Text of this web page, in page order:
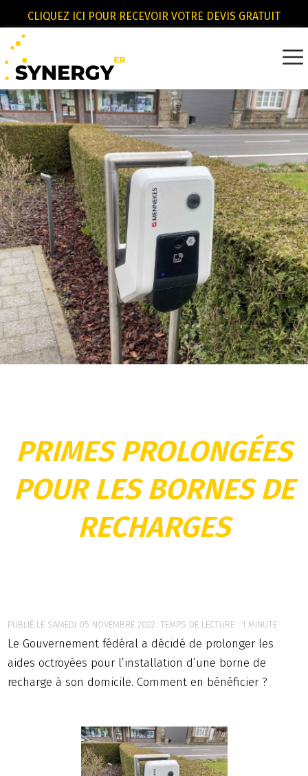
CLIQUEZ ICI POUR RECEVOIR VOTRE DEVIS GRATUIT
PRIMES PROLONGÉES
POUR LES BORNES DE
RECHARGES
PUBLIÉ LE SAMEDI 05 NOVEMBRE 2022. TEMPS DE LECTURE : 1 MINUTE
Le Gouvernement fédéral a décidé de prolonger les
aides octroyées pour l’installation d’une borne de
recharge à son domicile. Comment en bénéficier ?